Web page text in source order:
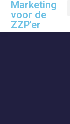
Marketing
voor de
ZZP'er